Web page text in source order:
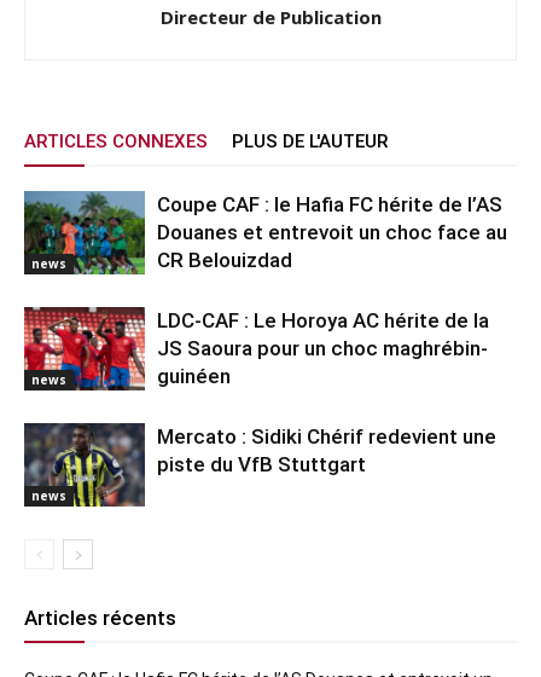
Directeur de Publication
ARTICLES CONNEXES PLUS DE L'AUTEUR
news
Coupe CAF : le Hafia FC hérite de l’AS
Douanes et entrevoit un choc face au
CR Belouizdad
news
LDC-CAF : Le Horoya AC hérite de la
JS Saoura pour un choc maghrébin-
guinéen
news
Mercato : Sidiki Chérif redevient une
piste du VfB Stuttgart
Articles récents